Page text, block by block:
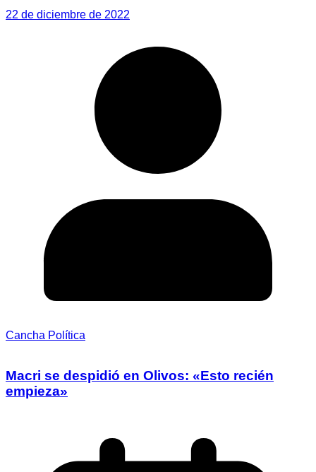
22 de diciembre de 2022
Cancha Política
Macri se despidió en Olivos: «Esto recién
empieza»